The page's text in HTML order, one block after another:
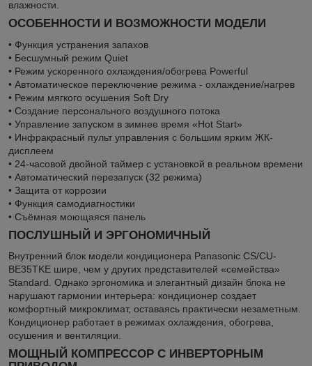
влажности.
ОСОБЕННОСТИ И ВОЗМОЖНОСТИ МОДЕЛИ
• Функция устранения запахов
• Бесшумный режим Quiet
• Режим ускоренного охлаждения/обогрева Powerful
• Автоматическое переключение режима - охлаждение/нагрев
• Режим мягкого осушения Soft Dry
• Создание персонального воздушного потока
• Управление запуском в зимнее время «Hot Start»
• Инфракрасный пульт управления с большим ярким ЖК-
дисплеем
• 24-часовой двойной таймер с установкой в реальном времени
• Автоматический перезапуск (32 режима)
• Защита от коррозии
• Функция самодиагностики
• Съёмная моющаяся панель
ПОСЛУШНЫЙ И ЭРГОНОМИЧНЫЙ
Внутренний блок модели кондиционера Panasonic CS/CU-
BE35TKE шире, чем у других представителей «семейства»
Standard. Однако эргономика и элегантный дизайн блока не
нарушают гармонии интерьера: кондиционер создает
комфортный микроклимат, оставаясь практически незаметным.
Кондиционер работает в режимах охлаждения, обогрева,
осушения и вентиляции.
МОЩНЫЙ КОМПРЕССОР С ИНВЕРТОРНЫМ